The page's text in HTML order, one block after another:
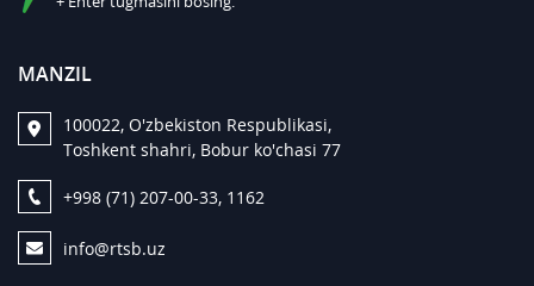
MANZIL
100022, O'zbekiston Respublikasi,
Toshkent shahri, Bobur ko'chasi 77
+998 (71) 207-00-33, 1162
info@rtsb.uz